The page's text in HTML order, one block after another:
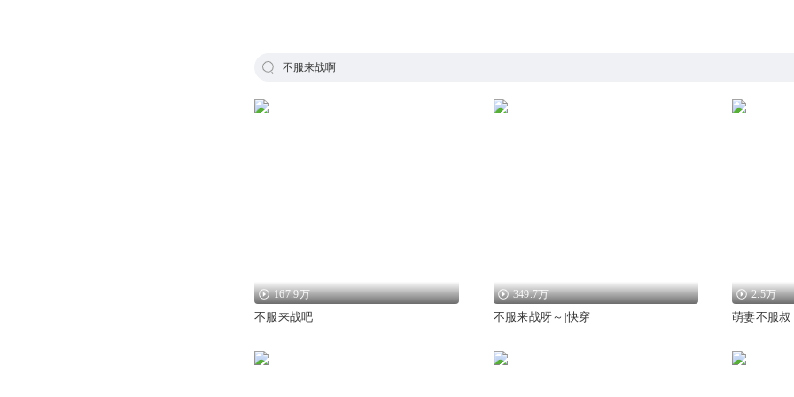
不服来战啊
167.9万
不服来战吧
349.7万
不服来战呀～|快穿
2.5万
萌妻不服叔